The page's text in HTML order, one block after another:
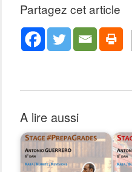
Partagez cet article
A lire aussi